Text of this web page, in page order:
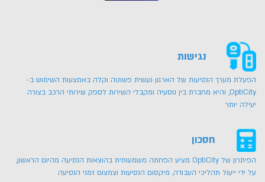
נגישות
הפעלת מערך הנסיעות של הארגון נעשית פשוטה וקלה באמצעות השימוש ב-
OptiCity, והיא מחברת בין נוסעיה ומקבלי השירות לספק שירותי הרכב בצורה
יעילה יותר
חסכון
הפיתרון של OptiCity מציע הפחתה משמעותית בהוצאות הנסיעה מהיום הראשון,
על ידי ייעול תהליכי העבודה, מיקסום הנסיעות וצמצום זמני הנסיעה